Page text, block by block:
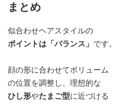
まとめ
似合わせヘアスタイルの
ポイントは「バランス」 です。
顔の形に合わせてボリューム
の位置を調整し、理想的な
ひし形やたまご型に近づける